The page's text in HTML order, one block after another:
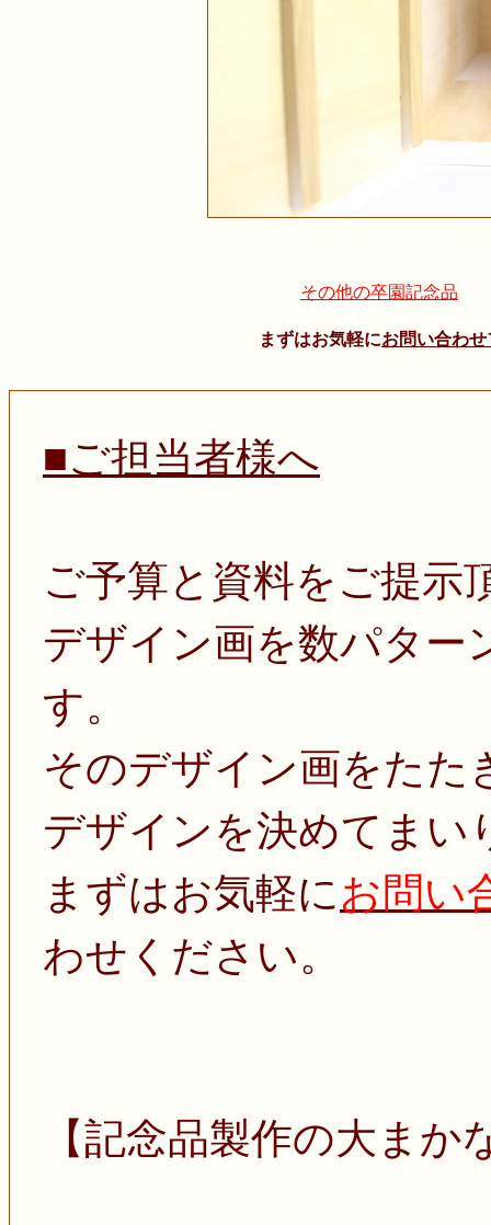
その他の卒園記念品
まずはお気軽にお問い合わ
■ご担当者様へ
ご予算と資料をご提示
デザイン画を数パター
す。
そのデザイン画をたた
デザインを決めてまい
まずはお気軽にお問い
わせください。
【記念品製作の大まか